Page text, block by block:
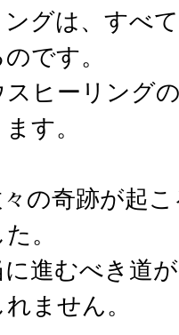
ングは、すべ
です。
ヒーリング
す。
の奇跡が起
。
進むべき道
ません。